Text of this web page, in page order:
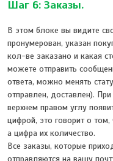
Шаг 6: Заказы.
В этом блоке вы видите
пронумерован, указан
кол-ве заказано и какая
можете отправить
ответа, можно менять
отправлен, доставлен).
верхнем правом углу
цифрой, это говорит о том,
а цифра их количество.
Все заказы, которые
отправляются на вашу